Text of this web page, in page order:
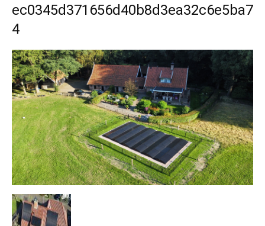
ec0345d371656d40b8d3ea32c6e5ba7
4